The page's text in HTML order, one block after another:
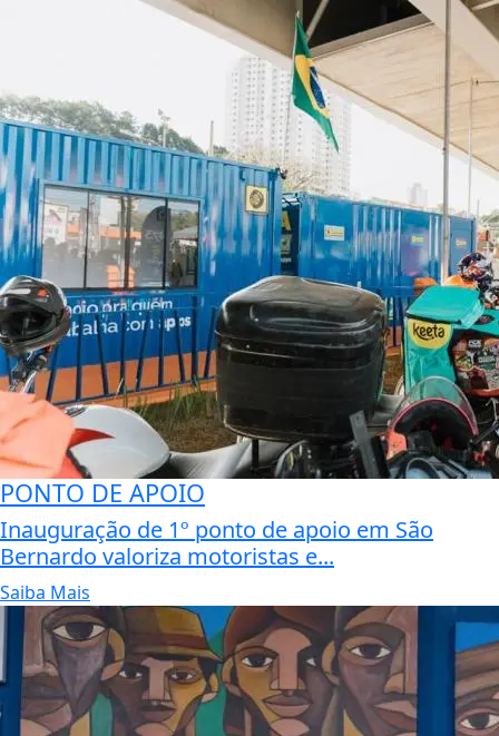
PONTO DE APOIO
Inauguração de 1º ponto de apoio em São
Bernardo valoriza motoristas e...
Saiba Mais